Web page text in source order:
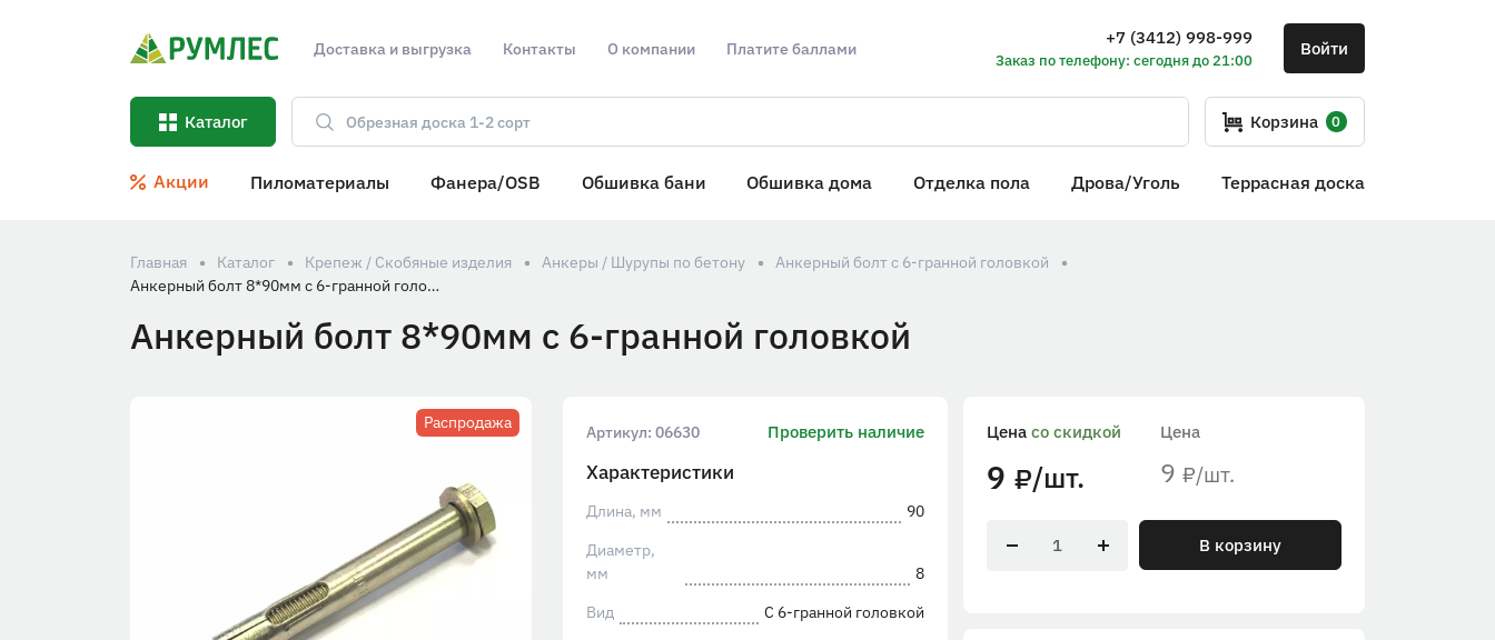
Доставка и выгрузка Контакты О компании Платите баллами
+7 (3412) 998-999
Заказ по телефону: сегодня до 21:00
Войти
Каталог Корзина 0
Акции Пиломатериалы Фанера/OSB Обшивка бани Обшивка дома Отделка пола Дрова/Уголь Террасная доска
Главная Каталог Крепеж / Скобяные изделия Анкеры / Шурупы по бетону
Анкерный болт с 6-гранной головкой
Анкерный болт 8*90мм с 6-гранной головкой
Анкерный болт 8*90мм с 6-гранной головкой
Распродажа Артикул: 06630 Проверить наличие
Характеристики
Длина, мм
90
Диаметр,
мм
8
Вид
С 6-гранной головкой
Цена
9 ₽/шт.
Ценасо скидкой
9 ₽/шт.
В корзину